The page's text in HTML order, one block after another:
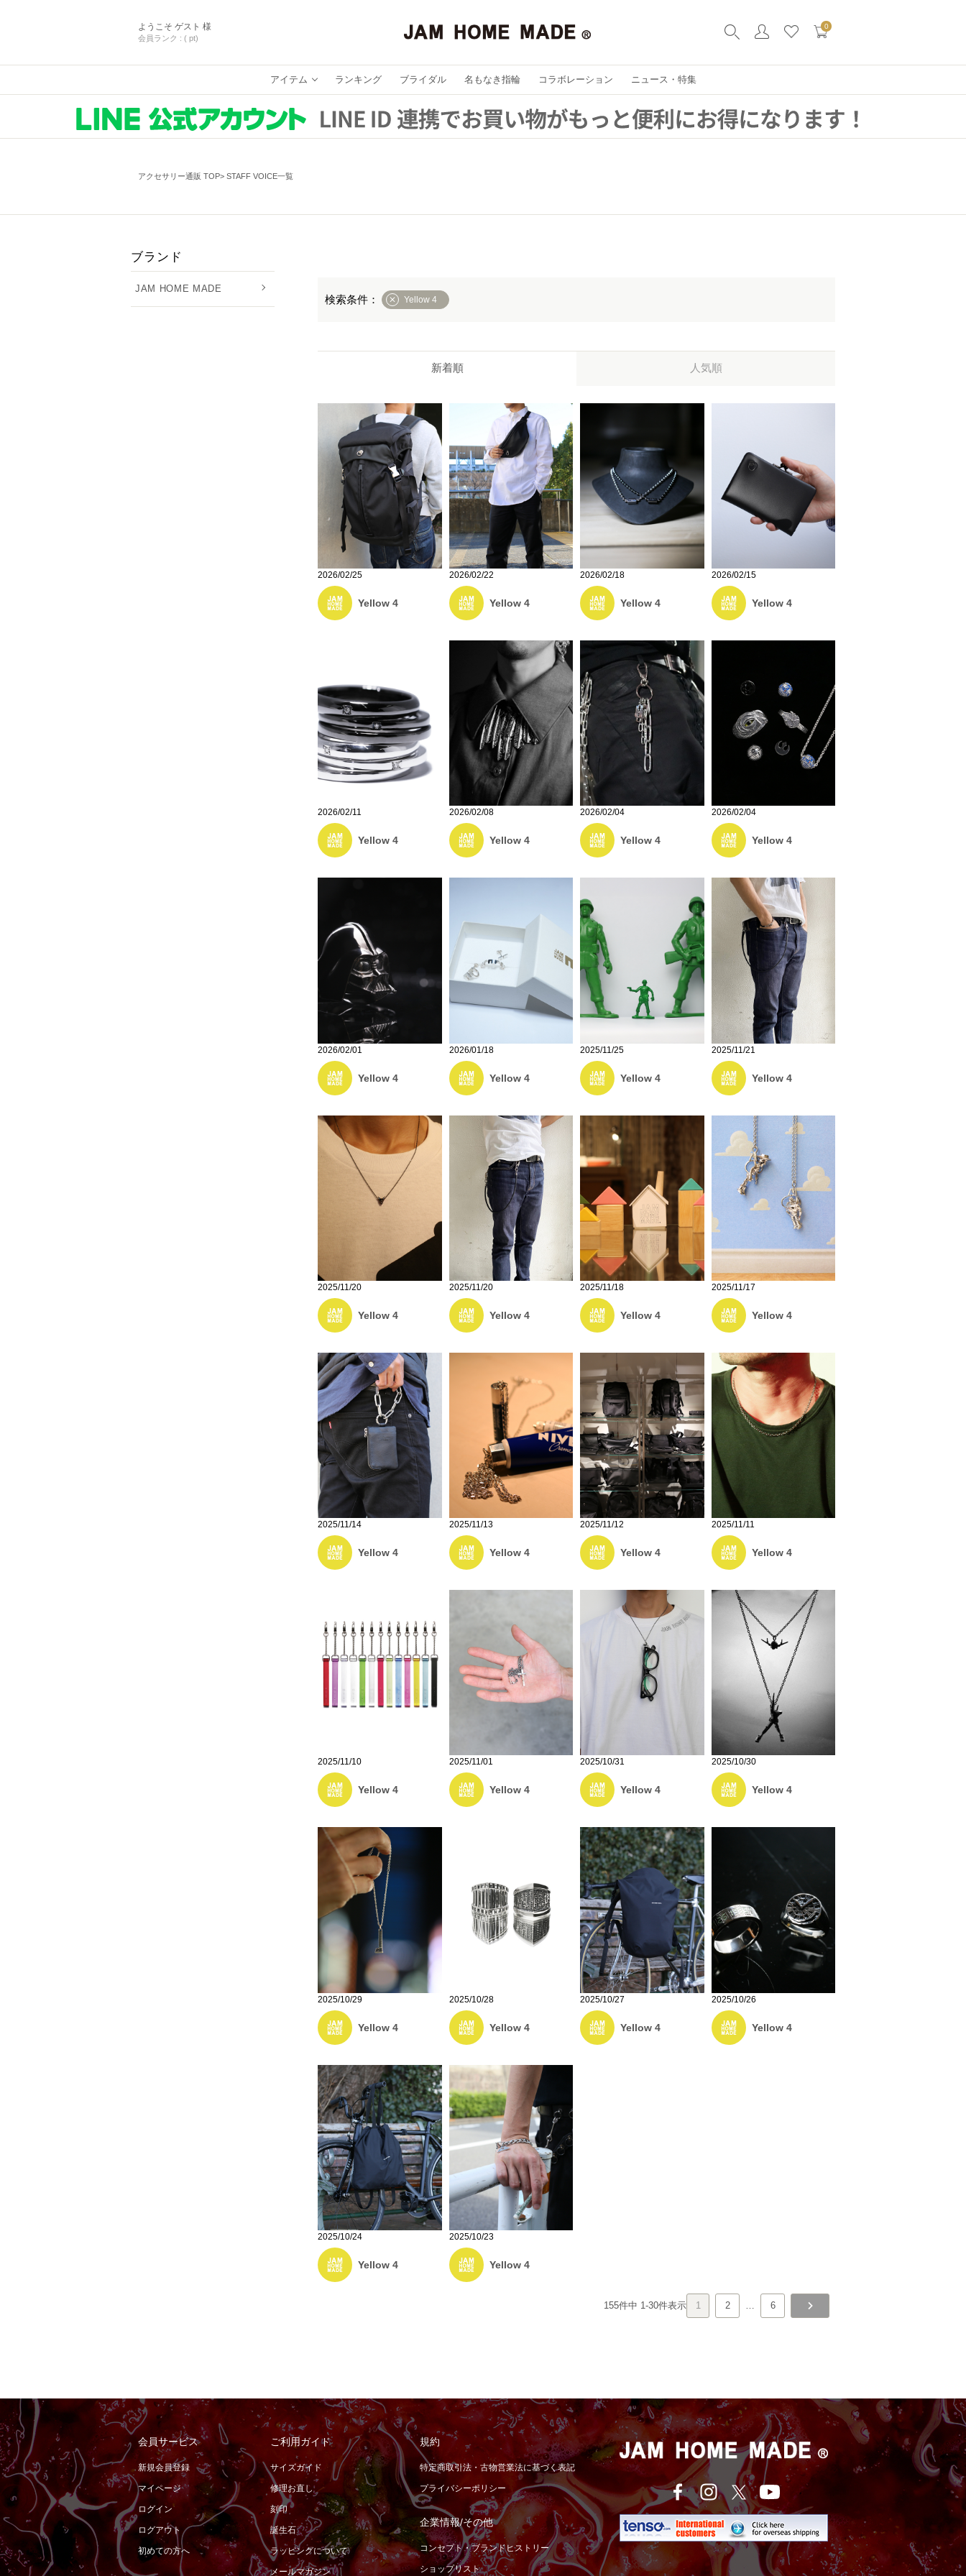
ようこそ ゲスト 様
会員ランク : ( pt)
0
アイテム ランキング ブライダル 名もなき指輪 コラボレーション ニュース・特集
アクセサリー通販 TOP STAFF VOICE一覧
ブランド
JAM HOME MADE
Yellow 4
新着順 人気順
2026/02/25
Yellow 4
2026/02/22
Yellow 4
2026/02/18
Yellow 4
2026/02/15
Yellow 4
2026/02/11
Yellow 4
2026/02/08
Yellow 4
2026/02/04
Yellow 4
2026/02/04
Yellow 4
2026/02/01
Yellow 4
2026/01/18
Yellow 4
2025/11/25
Yellow 4
2025/11/21
Yellow 4
2025/11/20
Yellow 4
2025/11/20
Yellow 4
2025/11/18
Yellow 4
2025/11/17
Yellow 4
2025/11/14
Yellow 4
2025/11/13
Yellow 4
2025/11/12
Yellow 4
2025/11/11
Yellow 4
2025/11/10
Yellow 4
2025/11/01
Yellow 4
2025/10/31
Yellow 4
2025/10/30
Yellow 4
2025/10/29
Yellow 4
2025/10/28
Yellow 4
2025/10/27
Yellow 4
2025/10/26
Yellow 4
2025/10/24
Yellow 4
2025/10/23
Yellow 4
155件中 1 -30件表示 1 2 6
会員サービス
新規会員登録
マイページ
ログイン
ログアウト
初めての方へ
ご利用ガイド
サイズガイド
修理お直し
刻印
誕生石
ラッピングについて
メールマガジン
規約
特定商取引法・古物営業法に基づく表記
プライバシーポリシー
企業情報/その他
コンセプト・ブランドヒストリー
ショップリスト